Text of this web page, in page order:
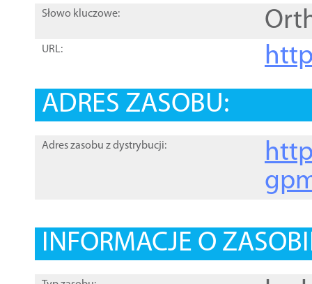
Słowo kluczowe:
URL:
ADRES ZASOBU:
Adres zasobu z dystrybucji:
INFORMACJE O